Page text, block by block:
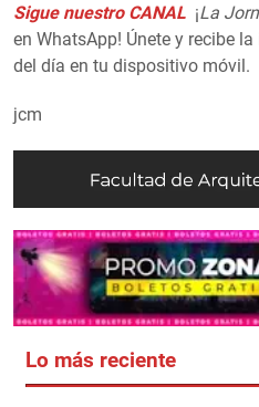
Sigue nuestro CANAL ¡La
en WhatsApp! Únete y recibe
del día en tu dispositivo móvil.
jcm
Lo más reciente